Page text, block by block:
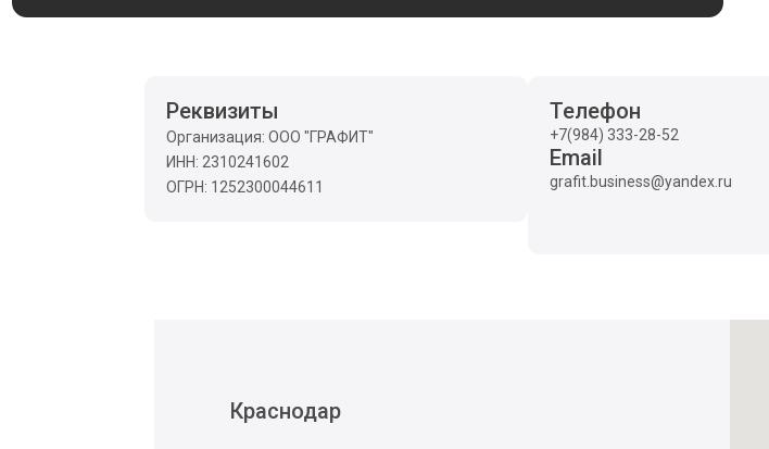
Реквизиты
Организация: ООО "ГРАФИТ"
ИНН: 2310241602
ОГРН: 1252300044611
Телефон
+7(984) 333-28-52
Email
grafit.business@yandex.ru
Краснодар